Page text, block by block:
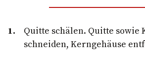
Quitte schälen. Quitte sowie
schneiden, Kerngehäuse